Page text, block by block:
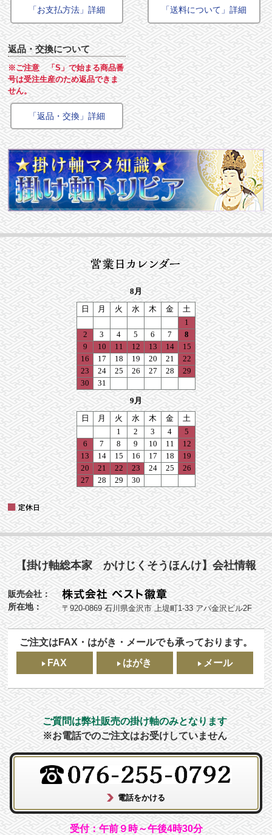
「お支払方法」詳細 「送料について」詳細
返品・交換について
※ご注意 「S」で始まる商品番
号は受注生産のため返品できま
せん。
「返品・交換」詳細
【掛け軸総本家 かけじくそうほんけ】会社情報
販売会社：
所在地：
〒920-0869 石川県金沢市 上堤町1-33 アパ金沢ビル2F
ご注文はFAX・はがき・メールでも承っております。
FAX
はがき メール
ご質問は弊社販売の掛け軸のみとなります
※お電話でのご注文はお受けしていません
受付：午前９時～午後4時30分